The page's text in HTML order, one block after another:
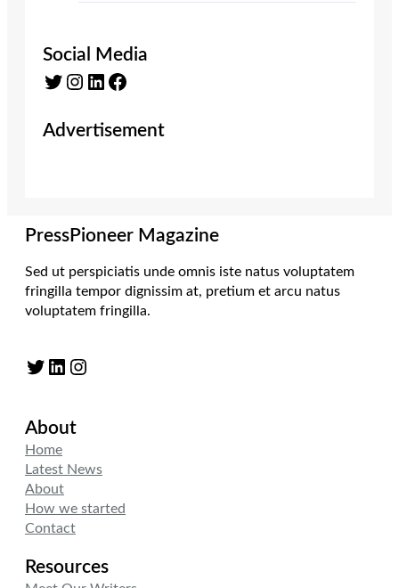
Social Media
Twitter Instagram LinkedIn Facebook
Advertisement
PressPioneer Magazine
Sed ut perspiciatis unde omnis iste natus voluptatem
fringilla tempor dignissim at, pretium et arcu natus
voluptatem fringilla.
Twitter LinkedIn Instagram
About
Home
Latest News
About
How we started
Contact
Resources